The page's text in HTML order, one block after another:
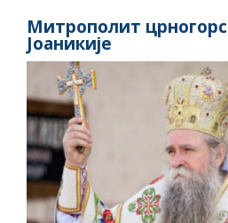
Митрополит
Јоаникије